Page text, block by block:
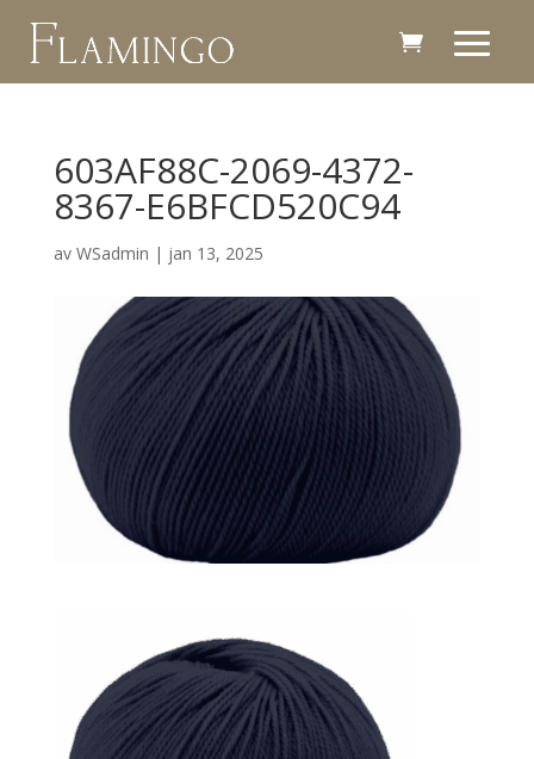
603AF88C-2069-4372-
8367-E6BFCD520C94
av WSadmin | jan 13, 2025